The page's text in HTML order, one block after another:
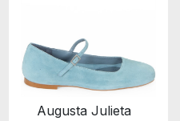
Augusta Julieta